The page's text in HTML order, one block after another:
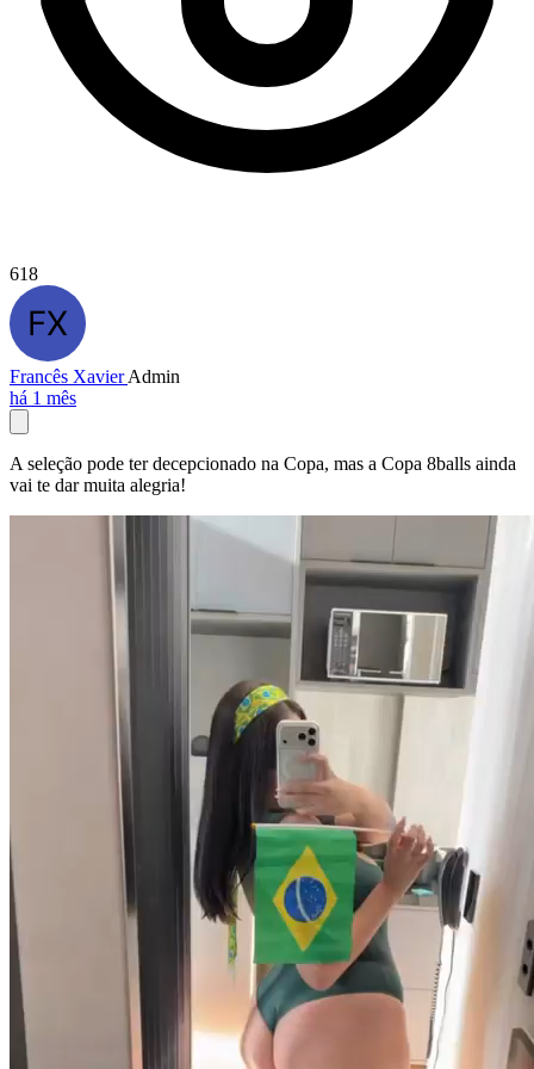
618
Francês XavierAdmin
há 1 mês
A seleção pode ter decepcionado na Copa, mas a Copa 8balls ainda
vai te dar muita alegria!